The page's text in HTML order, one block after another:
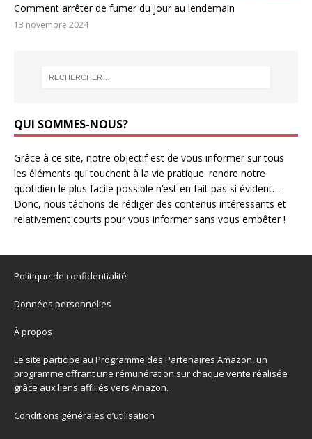
Comment arrêter de fumer du jour au lendemain
13 novembre 2024
QUI SOMMES-NOUS?
Grâce à ce site, notre objectif est de vous informer sur tous
les éléments qui touchent à la vie pratique. rendre notre
quotidien le plus facile possible n’est en fait pas si évident…
Donc, nous tâchons de rédiger des contenus intéressants et
relativement courts pour vous informer sans vous embêter !
Politique de confidentialité
Données personnelles
À propos
Le site participe au Programme des Partenaires Amazon, un
programme offrant une rémunération sur chaque vente réalisée
grâce aux liens affiliés vers Amazon.
Conditions générales d’utilisation